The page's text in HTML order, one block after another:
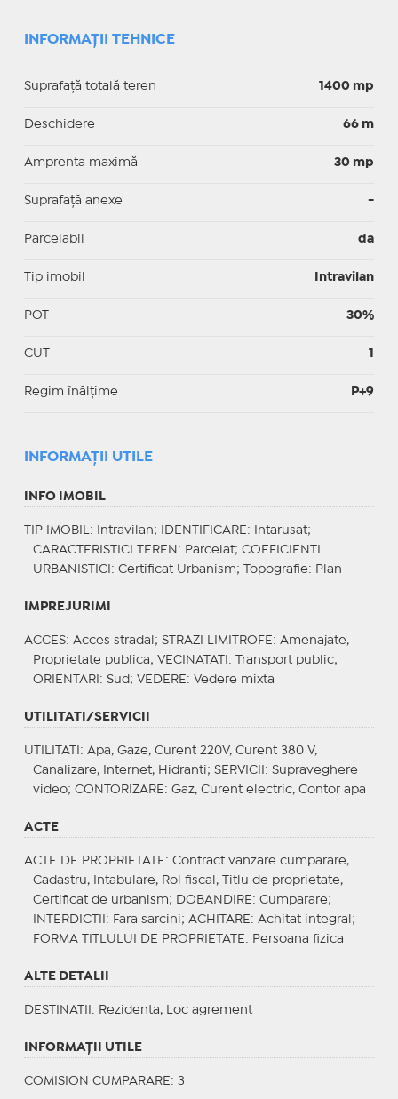
INFORMAȚII TEHNICE
Suprafață totală teren 1400 mp
Deschidere 66 m
Amprenta maximă 30 mp
Suprafață anexe -
Parcelabil da
Tip imobil Intravilan
POT 30%
CUT 1
Regim înălțime P+9
INFORMAŢII UTILE
INFO IMOBIL
TIP IMOBIL : Intravilan; IDENTIFICARE : Intarusat;
CARACTERISTICI TEREN : Parcelat; COEFICIENTI
URBANISTICI : Certificat Urbanism; Topografie: Plan
IMPREJURIMI
ACCES: Acces stradal; STRAZI LIMITROFE : Amenajate,
Proprietate publica; VECINATATI : Transport public;
ORIENTARI : Sud; VEDERE : Vedere mixta
UTILITATI/SERVICII
UTILITATI : Apa, Gaze, Curent 220V, Curent 380 V,
Canalizare, Internet, Hidranti; SERVICII : Supraveghere
video; CONTORIZARE : Gaz, Curent electric, Contor apa
ACTE
ACTE DE PROPRIETATE : Contract vanzare cumparare,
Cadastru, Intabulare, Rol fiscal, Titlu de proprietate,
Certificat de urbanism;
DOBANDIRE : Cumparare;
INTERDICTII : Fara sarcini; ACHITARE : Achitat integral;
FORMA TITLULUI DE PROPRIETATE : Persoana fizica
ALTE DETALII
DESTINATII : Rezidenta, Loc agrement
INFORMAŢII UTILE
COMISION CUMPARARE: 3